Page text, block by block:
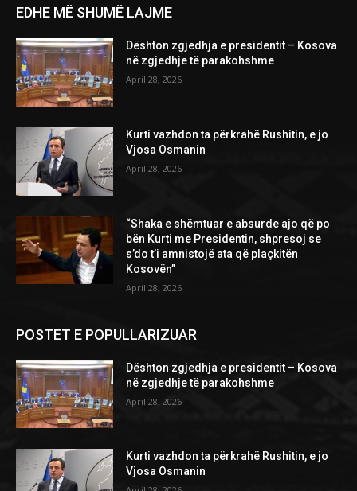
EDHE MË SHUMË LAJME
Dështon zgjedhja e presidentit – Kosova
në zgjedhje të parakohshme
April 28, 2026
Kurti vazhdon ta përkrahë Rushitin, e jo
Vjosa Osmanin
April 28, 2026
“Shaka e shëmtuar e absurde ajo që po
bën Kurti me Presidentin, shpresoj se
s’do t’i amnistojë ata që plaçkitën
Kosovën”
April 28, 2026
POSTET E POPULLARIZUAR
Dështon zgjedhja e presidentit – Kosova
në zgjedhje të parakohshme
April 28, 2026
Kurti vazhdon ta përkrahë Rushitin, e jo
Vjosa Osmanin